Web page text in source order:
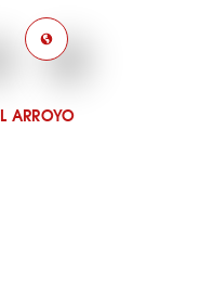
ARROYO